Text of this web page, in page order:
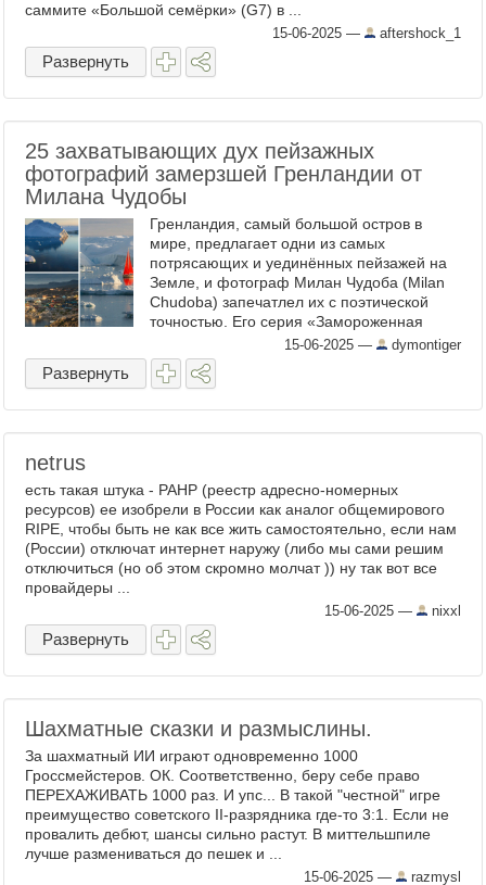
саммите «Большой семёрки» (G7) в ...
15-06-2025 — aftershock_1
Развернуть
25 захватывающих дух пейзажных
фотографий замерзшей Гренландии от
Милана Чудобы
Гренландия, самый большой остров в
мире, предлагает одни из самых
потрясающих и уединённых пейзажей на
Земле, и фотограф Милан Чудоба (Milan
Chudoba) запечатлел их с поэтической
точностью. Его серия «Замороженная
Гренландия» переносит зрителей в
ледяной мир грёз, где тишина, свет и ...
15-06-2025 — dymontiger
Развернуть
netrus
есть такая штука - РАНР (реестр адресно-номерных
ресурсов) ее изобрели в России как аналог общемирового
RIPE, чтобы быть не как все жить самостоятельно, если нам
(России) отключат интернет наружу (либо мы сами решим
отключиться (но об этом скромно молчат )) ну так вот все
провайдеры ...
15-06-2025 — nixxl
Развернуть
Шахматные сказки и размыслины.
За шахматный ИИ играют одновременно 1000
Гроссмейстеров. ОК. Соответственно, беру себе право
ПЕРЕХАЖИВАТЬ 1000 раз. И упс... В такой "честной" игре
преимущество советского II-разрядника где-то 3:1. Если не
провалить дебют, шансы сильно растут. В миттельшпиле
лучше размениваться до пешек и ...
15-06-2025 — razmysl